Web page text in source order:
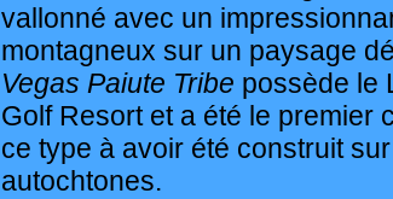
vallonné avec un
montagneux sur un paysage
Vegas Paiute Tribe possède le
Golf Resort et a été le premier
ce type à avoir été construit
autochtones.